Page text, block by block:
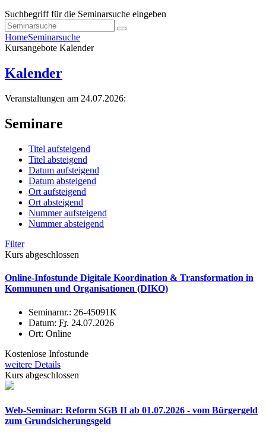
Suchbegriff für die Seminarsuche eingeben
HomeSeminarsuche
Kursangebote Kalender
Kalender
Veranstaltungen am 24.07.2026:
Seminare
Titel aufsteigend
Titel absteigend
Datum aufsteigend
Datum absteigend
Ort aufsteigend
Ort absteigend
Nummer aufsteigend
Nummer absteigend
Filter
Kurs abgeschlossen
Online-Infostunde Digitale Koordination & Transformation in
Kommunen und Organisationen (DIKO)
Seminarnr.: 26-45091K
Datum: Fr. 24.07.2026
Ort: Online
Kostenlose Infostunde
weitere Details
Kurs abgeschlossen
Web-Seminar: Reform SGB II ab 01.07.2026 - vom Bürgergeld
zum Grundsicherungsgeld